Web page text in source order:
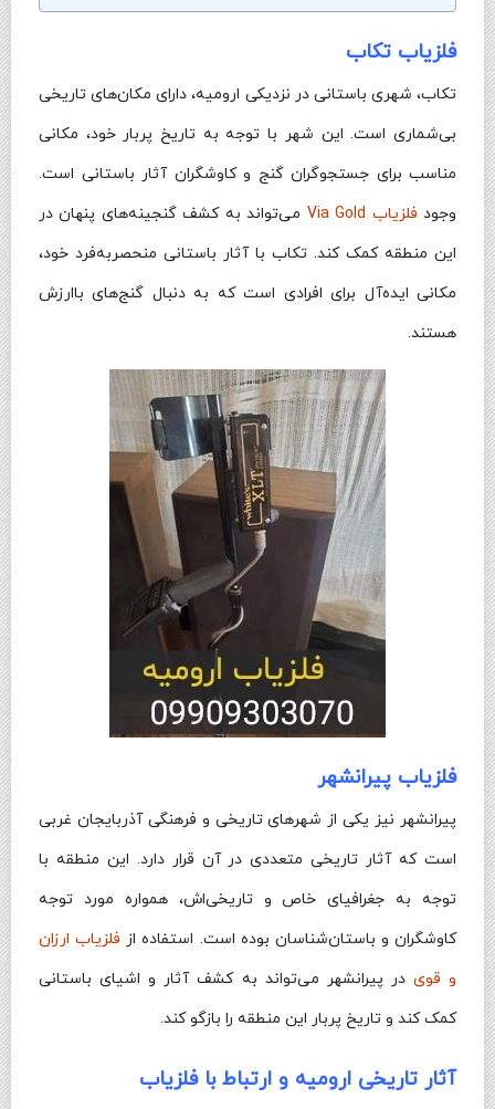
فلزیاب تکاب
تکاب، شهری باستانی در نزدیکی ارومیه، دارای مکان‌های تاریخی
بی‌شماری است. این شهر با توجه به تاریخ پربار خود، مکانی
مناسب برای جستجوگران گنج و کاوشگران آثار باستانی است.
وجود فلزیاب Via Gold
می‌تواند به کشف گنجینه‌های پنهان در
این منطقه کمک کند. تکاب با آثار باستانی منحصر‌به‌فرد خود،
مکانی ایده‌آل برای افرادی است که به دنبال گنج‌های باارزش
هستند.
فلزیاب پیرانشهر
پیرانشهر نیز یکی از شهرهای تاریخی و فرهنگی آذربایجان غربی
است که آثار تاریخی متعددی در آن قرار دارد. این منطقه با
توجه به جغرافیای خاص و تاریخی‌اش، همواره مورد توجه
کاوشگران و باستان‌شناسان بوده است. استفاده از فلزیاب ارزان
و قوی در پیرانشهر می‌تواند به کشف آثار و اشیای باستانی
کمک کند و تاریخ پربار این منطقه را بازگو کند.
آثار تاریخی ارومیه و ارتباط با فلزیاب